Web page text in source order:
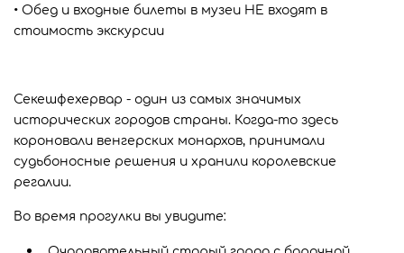
• Обед и входные билеты в музеи НЕ входят в
стоимость экскурсии
Секешфехервар - один из самых значимых
исторических городов страны. Когда-то здесь
короновали венгерских монархов, принимали
судьбоносные решения и хранили королевские
регалии.
Во время прогулки вы увидите: